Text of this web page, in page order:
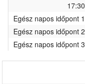
17:30
Egész napos időpont 1
Egész napos időpont 2
Egész napos időpont 3